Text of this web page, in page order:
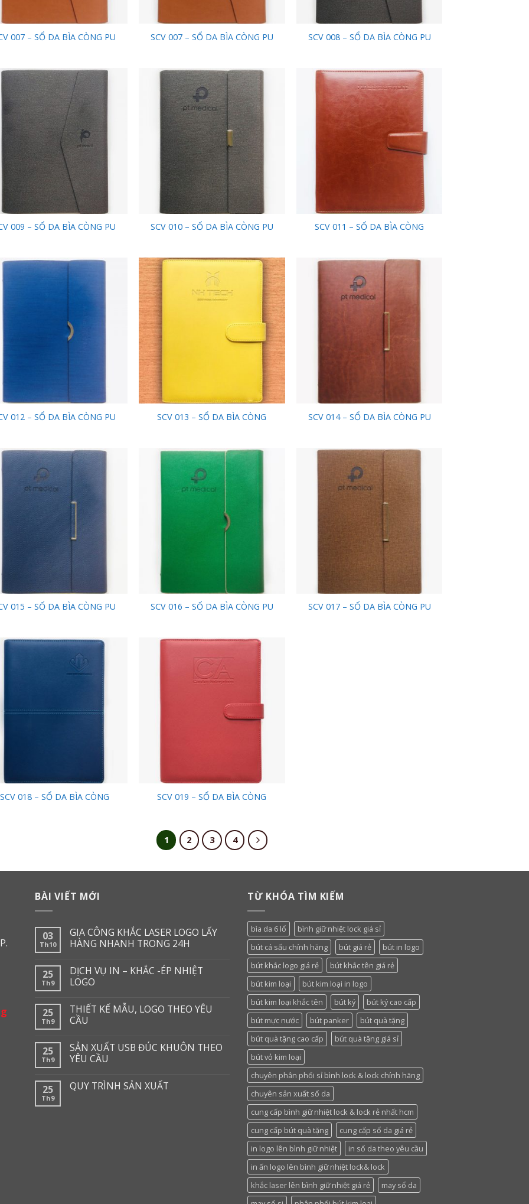
007 – SỔ DA BÌA CÒNG PU SCV 007 – SỔ DA BÌA CÒNG PU SCV 008 – SỔ DA BÌA CÒNG PU
009 – SỔ DA BÌA CÒNG PU
Add to
Wishlist
SCV 010 – SỔ DA BÌA CÒNG PU
Add to
Wishlist
SCV 011 – SỔ DA BÌA CÒNG
012 – SỔ DA BÌA CÒNG PU
Add to
Wishlist
SCV 013 – SỔ DA BÌA CÒNG SCV 014 – SỔ DA BÌA CÒNG PU
015 – SỔ DA BÌA CÒNG PU SCV 016 – SỔ DA BÌA CÒNG PU SCV 017 – SỔ DA BÌA CÒNG PU
Add to
Wishlist
SCV 018 – SỔ DA BÌA CÒNG
Add to
Wishlist
SCV 019 – SỔ DA BÌA CÒNG
1 2 3 4
BÀI VIẾT MỚI
03
Th10
GIA CÔNG KHẮC LASER LOGO LẤY
HÀNG NHANH TRONG 24H
25
Th9
DỊCH VỤ IN – KHẮC -ÉP NHIỆT
LOGO
25
Th9
THIẾT KẾ MẪU, LOGO THEO YÊU
CẦU
25
Th9
SẢN XUẤT USB ĐÚC KHUÔN THEO
YÊU CẦU
25
Th9
QUY TRÌNH SẢN XUẤT
TỪ KHÓA TÌM KIẾM
bìa da 6 lổ
bình giữ nhiệt lock giá sỉ
bút cá sấu chính hãng
bút giá rẻ
bút in logo
bút khắc logo giá rẻ
bút khắc tên giá rẻ
bút kim loại
bút kim loại in logo
bút kim loại khắc tên
bút ký
bút ký cao cấp
bút mực nước
bút panker
bút quà tặng
bút quà tặng cao cấp
bút quà tặng giá sỉ
bút vỏ kim loại
chuyên phân phối sỉ bình lock & lock chính hãng
chuyên sản xuất sổ da
cung cấp bình giữ nhiệt lock & lock rẻ nhất hcm
cung cấp bút quà tặng
cung cấp sổ da giá rẻ
in logo lên bình giữ nhiệt
in sổ da theo yêu cầu
in ấn logo lên bình giữ nhiệt lock& lock
khắc laser lên bình giữ nhiệt giá rẻ
may sổ da